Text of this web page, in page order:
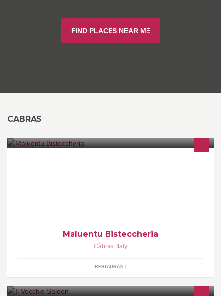
FIND PLACES NEAR ME
CABRAS
Maluentu Bisteccheria
Càbras, Italy
RESTAURANT